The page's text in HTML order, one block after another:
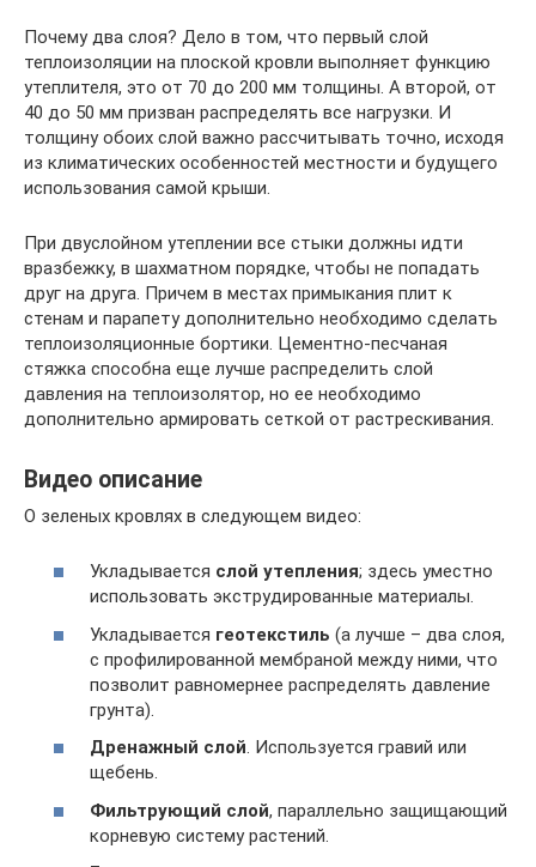
Почему два слоя? Дело в том, что первый слой
теплоизоляции на плоской кровли выполняет функцию
утеплителя, это от 70 до 200 мм толщины. А второй, от
40 до 50 мм призван распределять все нагрузки. И
толщину обоих слой важно рассчитывать точно, исходя
из климатических особенностей местности и будущего
использования самой крыши.
При двуслойном утеплении все стыки должны идти
вразбежку, в шахматном порядке, чтобы не попадать
друг на друга. Причем в местах примыкания плит к
стенам и парапету дополнительно необходимо сделать
теплоизоляционные бортики. Цементно-песчаная
стяжка способна еще лучше распределить слой
давления на теплоизолятор, но ее необходимо
дополнительно армировать сеткой от растрескивания.
Видео описание
О зеленых кровлях в следующем видео:
Укладывается слой утепления; здесь уместно
использовать экструдированные материалы.
Укладывается геотекстиль (а лучше – два слоя,
с профилированной мембраной между ними, что
позволит равномернее распределять давление
грунта).
Дренажный слой. Используется гравий или
щебень.
Фильтрующий слой, параллельно защищающий
корневую систему растений.